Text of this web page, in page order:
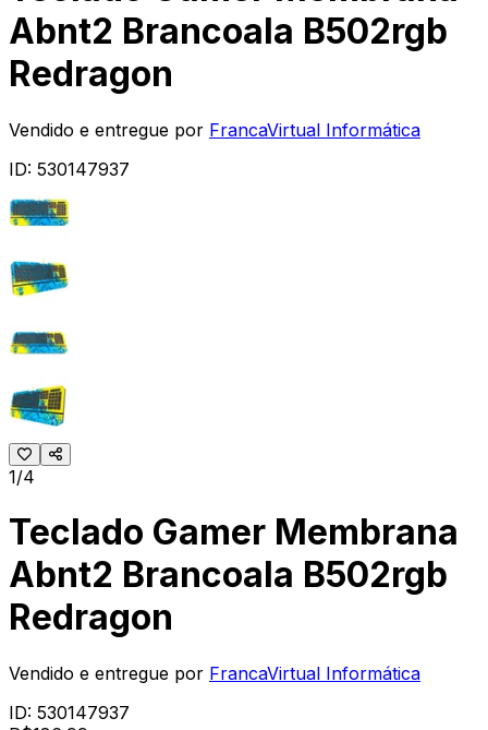
Abnt2 Brancoala B502rgb
Redragon
Vendido e entregue por FrancaVirtual Informática
ID: 530147937
1/4
Teclado Gamer Membrana
Abnt2 Brancoala B502rgb
Redragon
Vendido e entregue por FrancaVirtual Informática
ID: 530147937